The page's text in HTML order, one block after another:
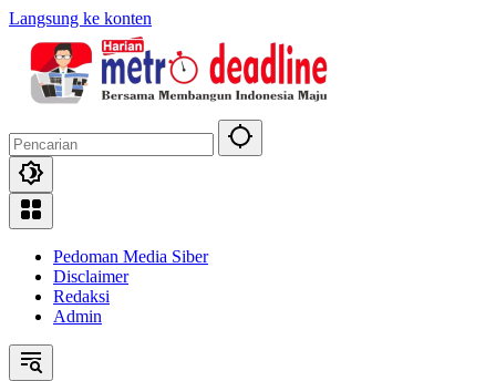
Langsung ke konten
Pedoman Media Siber
Disclaimer
Redaksi
Admin